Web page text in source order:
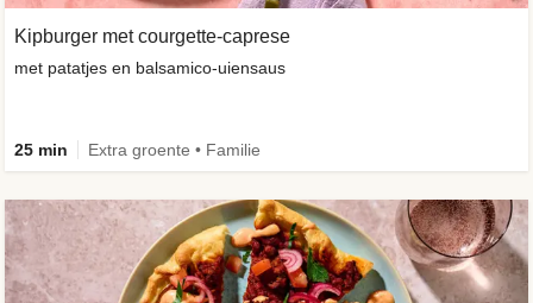
Kipburger met courgette-caprese
met patatjes en balsamico-uiensaus
25 min Extra groente • Familie